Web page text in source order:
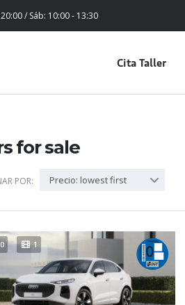
/ Sáb: 10:00 - 13:30
Cita Taller
for sale
POR: Precio: lowest first
1